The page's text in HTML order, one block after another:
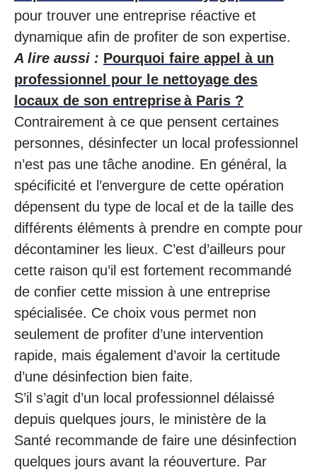
pour trouver une entreprise réactive et
dynamique afin de profiter de son expertise.
A lire aussi : Pourquoi faire appel à un
professionnel pour le nettoyage des
locaux de son entreprise à Paris ?
Contrairement à ce que pensent certaines
personnes, désinfecter un local professionnel
n’est pas une tâche anodine. En général, la
spécificité et l’envergure de cette opération
dépensent du type de local et de la taille des
différents éléments à prendre en compte pour
décontaminer les lieux. C’est d’ailleurs pour
cette raison qu’il est fortement recommandé
de confier cette mission à une entreprise
spécialisée. Ce choix vous permet non
seulement de profiter d’une intervention
rapide, mais également d’avoir la certitude
d’une désinfection bien faite.
S’il s’agit d’un local professionnel délaissé
depuis quelques jours, le ministère de la
Santé recommande de faire une désinfection
quelques jours avant la réouverture. Par